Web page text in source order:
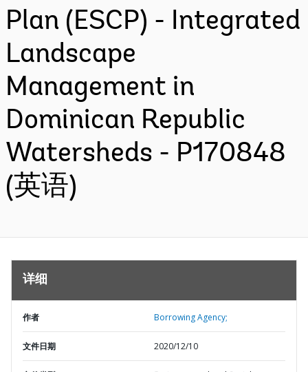
Plan (ESCP) - Integrated
Landscape
Management in
Dominican Republic
Watersheds - P170848
(英语)
详细
作者 Borrowing Agency;
文件日期 2020/12/10